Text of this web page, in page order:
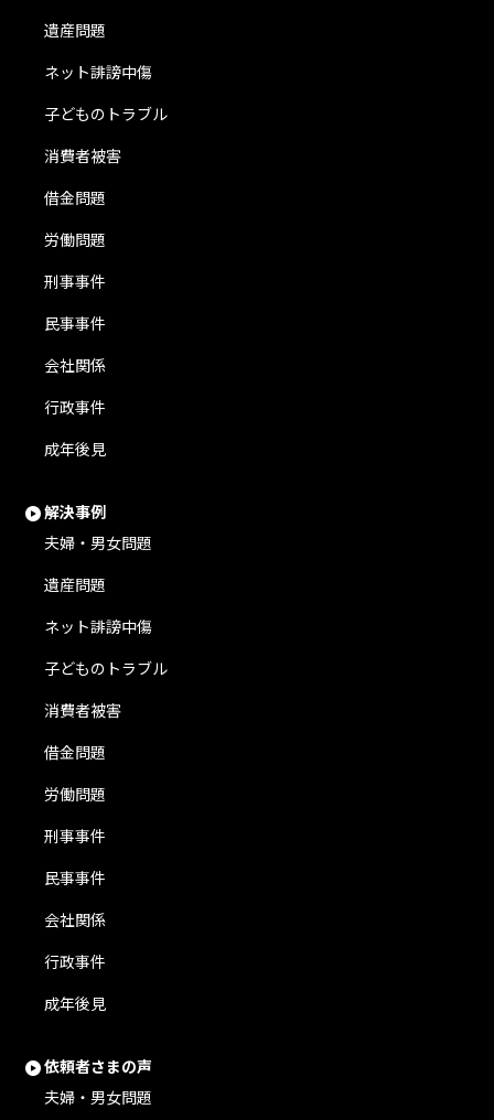
遺産問題
ネット誹謗中傷
子どものトラブル
消費者被害
借金問題
労働問題
刑事事件
民事事件
会社関係
行政事件
成年後見
解決事例
夫婦・男女問題
遺産問題
ネット誹謗中傷
子どものトラブル
消費者被害
借金問題
労働問題
刑事事件
民事事件
会社関係
行政事件
成年後見
依頼者さまの声
夫婦・男女問題